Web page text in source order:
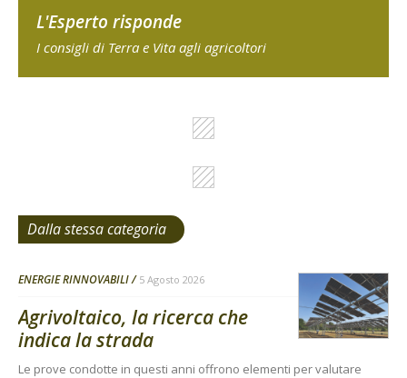
L'Esperto risponde
I consigli di Terra e Vita agli agricoltori
Dalla stessa categoria
ENERGIE RINNOVABILI 5 Agosto 2026
Agrivoltaico, la ricerca che
indica la strada
Le prove condotte in questi anni offrono elementi per valutare